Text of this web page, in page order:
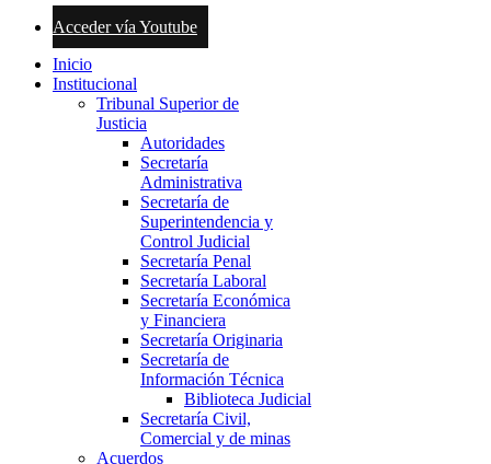
Acceder vía Youtube
Inicio
Institucional
Tribunal Superior de
Justicia
Autoridades
Secretaría
Administrativa
Secretaría de
Superintendencia y
Control Judicial
Secretaría Penal
Secretaría Laboral
Secretaría Económica
y Financiera
Secretaría Originaria
Secretaría de
Información Técnica
Biblioteca Judicial
Secretaría Civil,
Comercial y de minas
Acuerdos